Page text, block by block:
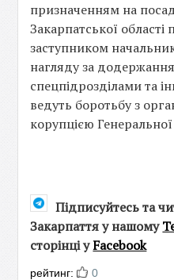
призначенням на
Закарпатської
заступником
нагляду за
спецпідрозділами та
ведуть боротьбу з
корупцією
Підписуйтесь та
Закарпаття у нашому
сторінці уFacebook
рейтинг: 0